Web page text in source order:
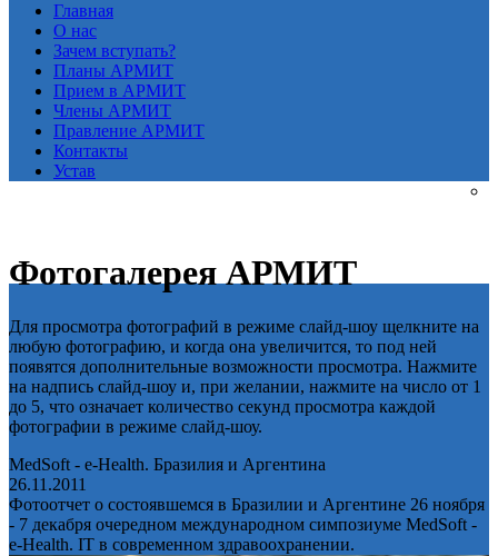
Главная
О нас
Зачем вступать?
Планы АРМИТ
Прием в АРМИТ
Члены АРМИТ
Правление АРМИТ
Контакты
Устав
Фотогалерея АРМИТ
Для просмотра фотографий в режиме слайд-шоу щелкните на
любую фотографию, и когда она увеличится, то под ней
появятся дополнительные возможности просмотра. Нажмите
на надпись слайд-шоу и, при желании, нажмите на число от 1
до 5, что означает количество секунд просмотра каждой
фотографии в режиме слайд-шоу.
MedSoft - e-Health. Бразилия и Аргентина
26.11.2011
Фотоотчет о состоявшемся в Бразилии и Аргентине 26 ноября
- 7 декабря очередном международном симпозиуме MedSoft -
e-Health. IT в современном здравоохранении.